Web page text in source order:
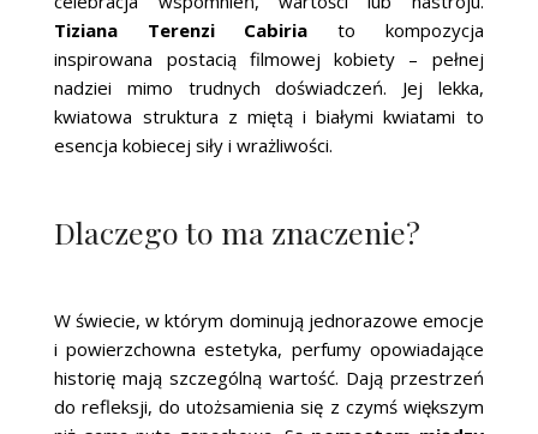
Tiziana Terenzi Cabiria to kompozycja
inspirowana postacią filmowej kobiety – pełnej
nadziei mimo trudnych doświadczeń. Jej lekka,
kwiatowa struktura z miętą i białymi kwiatami to
esencja kobiecej siły i wrażliwości.
Dlaczego to ma znaczenie?
W świecie, w którym dominują jednorazowe emocje
i powierzchowna estetyka, perfumy opowiadające
historię mają szczególną wartość. Dają przestrzeń
do refleksji, do utożsamienia się z czymś większym